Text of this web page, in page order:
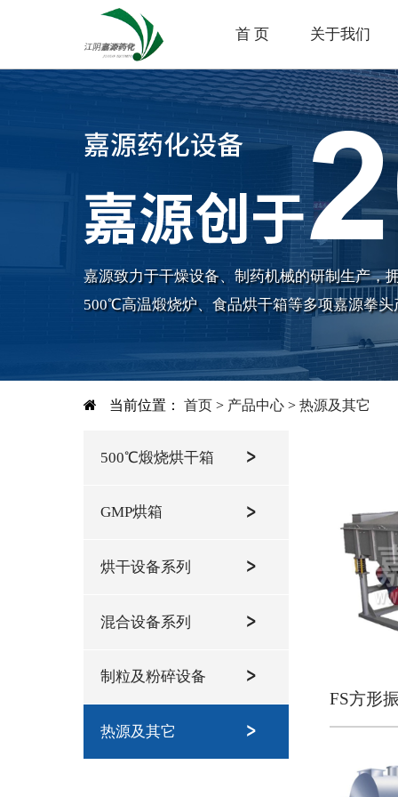
首 页 关于我们
嘉源致力于干燥设备、制药机械的研制生产，
500℃高温煅烧炉、食品烘干箱等多项嘉源拳头
当前位置： 首页 > 产品中心> 热源及其它
500℃煅烧烘干箱
GMP烘箱
烘干设备系列
混合设备系列
制粒及粉碎设备
热源及其它
FS方形